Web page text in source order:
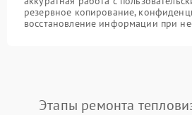
резервное копирование,
восстановление информации при
Этапы ремонта